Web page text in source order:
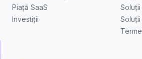
Piață SaaS
Investiții